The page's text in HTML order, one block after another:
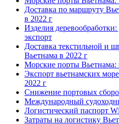
Доставка по маршруту
в 2022 г
Изделия
экспорт
Доставка текстильной и
Вьетнама в 2022 г
Морские порты Вьетнама:
Экспорт вьетнамских
2022 г
Снижение портовых
Международный
Логистический паспорт
Затраты на логистику